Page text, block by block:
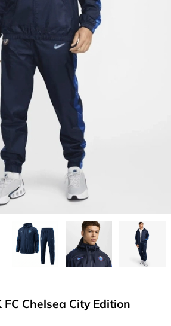
FC Chelsea City Edition